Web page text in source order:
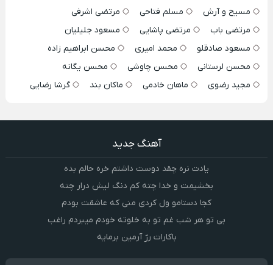
مسیح و آرش
مسلم فتاحی
مرتضی اشرفی
مرتضی باب
مرتضی پاشایی
مسعود جلیلیان
مسعود صادقلو
محمد امیری
محسن ابراهیم زاده
محسن لرستانی
محسن چاوشی
محسن یگانه
مجید رضوی
ماهان خادمی ماکان بند گرشا رضایی
آهنگ جدید
یادت نره چقد دوست داشتم خره حالم بده
بخشیمت و خدا چته کم دنگ لیش درار چته
کجا دستامو ول کردی منی که عاشقت بودم
بی تو هر شب غم تو به خلوته خودم میبردم راغب
باکارات رژ آرمین برمایه